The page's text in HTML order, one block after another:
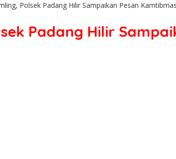
Polsek Padang Hilir Sampaikan Pesan Kamtibmas
Padang Hilir